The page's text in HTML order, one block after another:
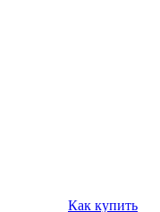
Как купить